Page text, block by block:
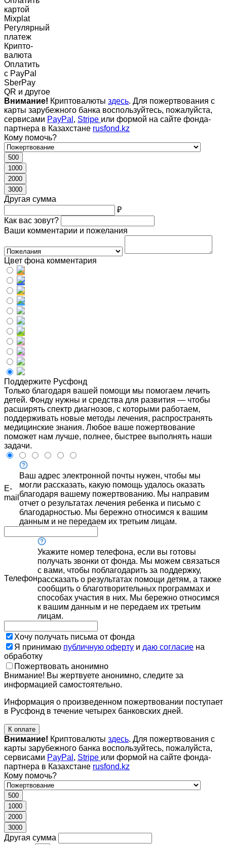
картой
Mixplat
Регулярный
платеж
Крипто-
валюта
Оплатить
c PayPal
SberPay
QR и другое
Внимание! Криптовалюты здесь. Для пожертвования с
карты зарубежного банка воспользуйтесь, пожалуйста,
сервисами PayPal , Stripe или формой на сайте фонда-
партнера в Казахстане rusfond.kz
Кому помочь?
500
1000
2000
3000
Другая сумма
₽
Как вас зовут?
Ваши комментарии и пожелания
Цвет фона комментария
Поддержите Русфонд
Только благодаря вашей помощи мы помогаем лечить
детей. Фонду нужны и средства для развития — чтобы
расширять спектр диагнозов, с которыми работаем,
поддерживать новые методы лечения, распространять
медицинские знания. Любое ваше пожертвование
поможет нам лучше, полнее, быстрее выполнять наши
задачи.
E-
mail
Ваш адрес электронной почты нужен, чтобы мы
могли рассказать, какую помощь удалось оказать
благодаря вашему пожертвованию. Мы направим
отчет о результатах лечения ребенка и письмо с
благодарностью. Мы бережно относимся к вашим
данным и не передаем их третьим лицам.
Телефон
Укажите номер телефона, если вы готовы
получать звонки от фонда. Мы можем связаться
с вами, чтобы поблагодарить за поддержку,
рассказать о результатах помощи детям, а также
сообщить о благотворительных программах и
способах участия в них. Мы бережно относимся
к вашим данным и не передаем их третьим
лицам.
Хочу получать письма от фонда
Я принимаю публичную оферту и даю согласие на
обработку
Пожертвовать анонимно
Внимание! Вы жертвуете анонимно, следите за
информацией самостоятельно.
Информация о произведенном пожертвовании поступает
в Русфонд в течение четырех банковских дней.
К оплате
Внимание! Криптовалюты здесь. Для пожертвования с
карты зарубежного банка воспользуйтесь, пожалуйста,
сервисами PayPal , Stripe или формой на сайте фонда-
партнера в Казахстане rusfond.kz
Кому помочь?
500
1000
2000
3000
Другая сумма